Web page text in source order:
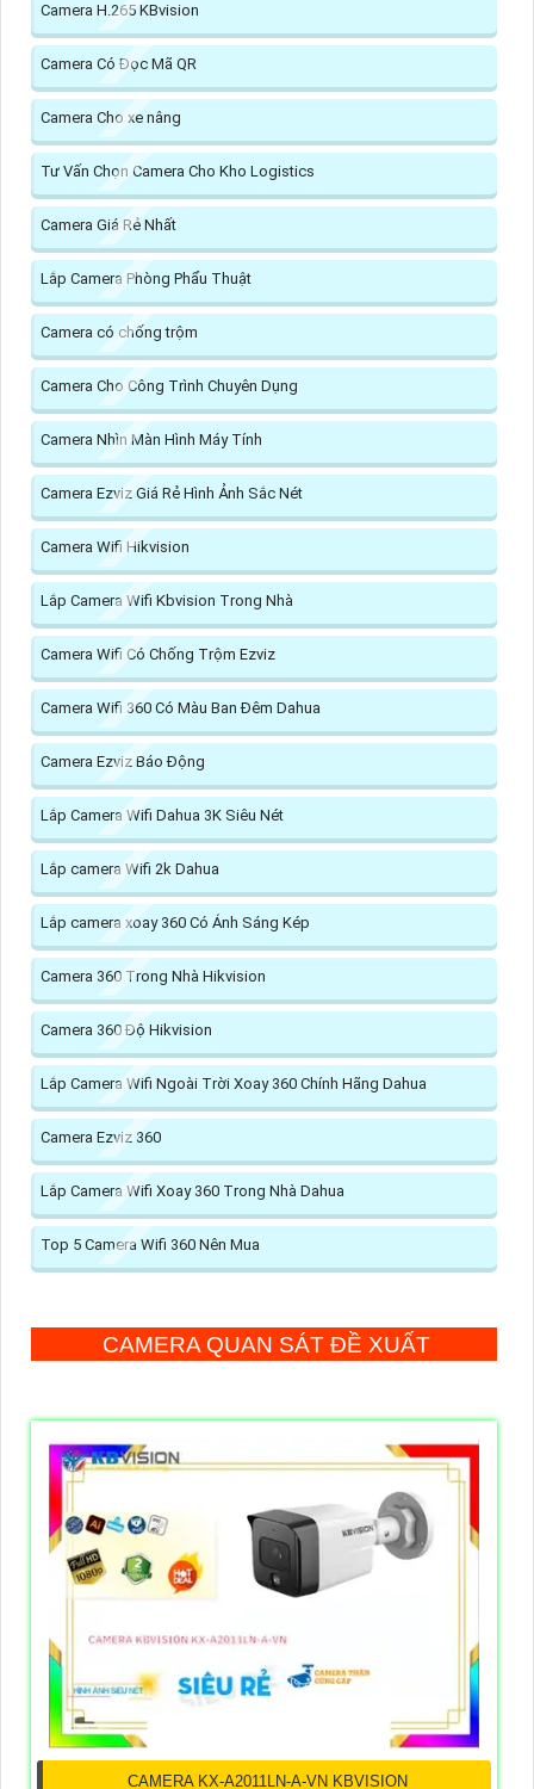
Camera H.265 KBvision
Camera Có Đọc Mã QR
Camera Cho xe nâng
Tư Vấn Chọn Camera Cho Kho Logistics
Camera Giá Rẻ Nhất
Lắp Camera Phòng Phẩu Thuật
Camera có chống trộm
Camera Cho Công Trình Chuyên Dụng
Camera Nhìn Màn Hình Máy Tính
Camera Ezviz Giá Rẻ Hình Ảnh Sắc Nét
Camera Wifi Hikvision
Lắp Camera Wifi Kbvision Trong Nhà
Camera Wifi Có Chống Trộm Ezviz
Camera Wifi 360 Có Màu Ban Đêm Dahua
Camera Ezviz Báo Động
Lắp Camera Wifi Dahua 3K Siêu Nét
Lắp camera Wifi 2k Dahua
Lắp camera xoay 360 Có Ánh Sáng Kép
Camera 360 Trong Nhà Hikvision
Camera 360 Độ Hikvision
Lắp Camera Wifi Ngoài Trời Xoay 360 Chính Hãng Dahua
Camera Ezviz 360
Lắp Camera Wifi Xoay 360 Trong Nhà Dahua
Top 5 Camera Wifi 360 Nên Mua
CAMERA QUAN SÁT ĐỀ XUẤT
CAMERA KX-A2011LN-A-VN KBVISION